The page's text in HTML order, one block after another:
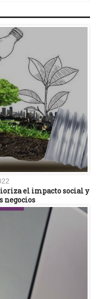
el impacto social y
negocios